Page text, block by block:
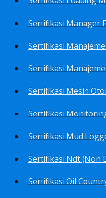
Sertifikasi Manager
Sertifikasi Mesin
Sertifikasi Mud
Sertifikasi Ndt (Non